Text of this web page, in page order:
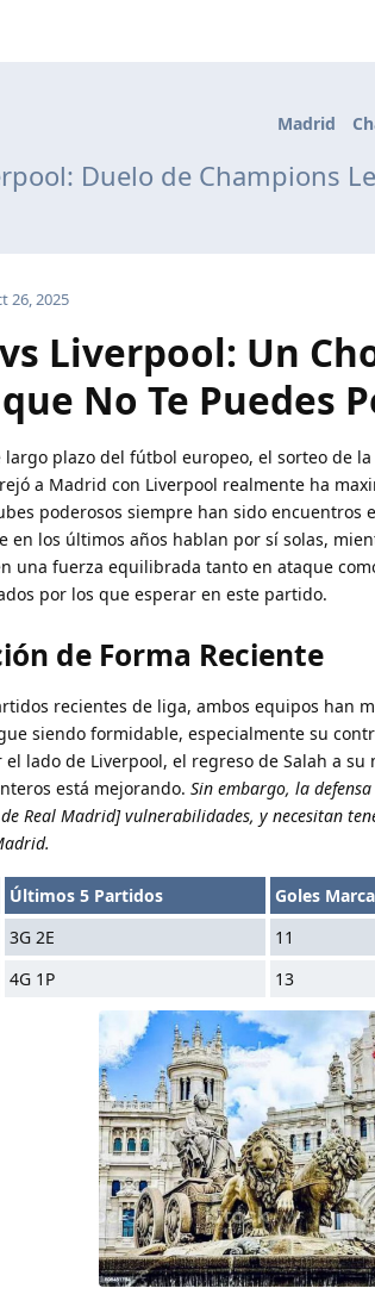
Madrid
Duelo de Champions
26, 2025
Liverpool: Un
No Te Puedes
largo plazo del fútbol europeo, el sorteo de
a Madrid con Liverpool realmente ha
poderosos siempre han sido encuentros
en los últimos años hablan por sí solas,
una fuerza equilibrada tanto en ataque
por los que esperar en este partido.
de Forma Reciente
recientes de liga, ambos equipos han
siendo formidable, especialmente su
el lado de Liverpool, el regreso de Salah a
está mejorando. Sin embargo, la
Real Madrid] vulnerabilidades, y necesitan
Últimos 5 Partidos Goles
3G 2E 11
4G 1P 13